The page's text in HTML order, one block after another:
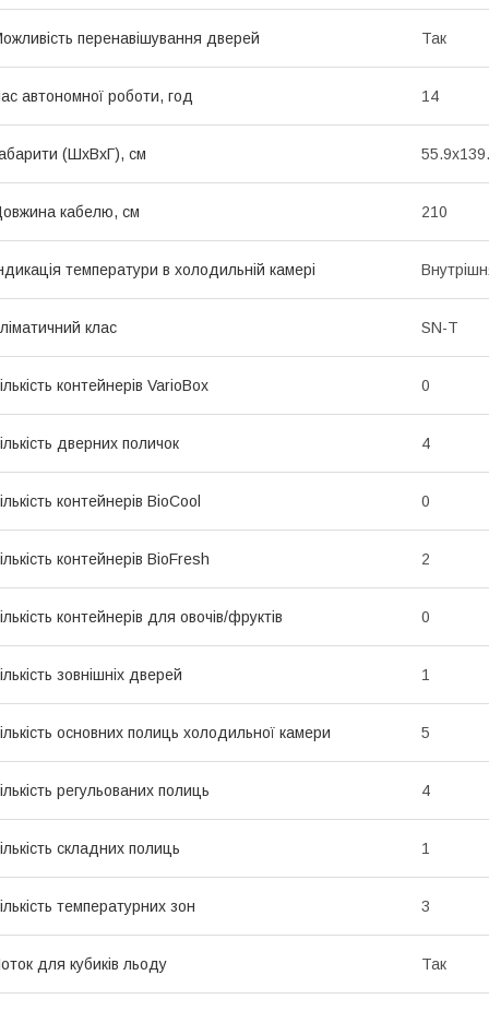
перенавішування дверей Так
автономної роботи, год 14
(ШхВхГ), см
кабелю, см 210
температури в холодильній камері
клас SN-T
контейнерів VarioBox 0
дверних поличок 4
контейнерів BioCool 0
контейнерів BioFresh 2
контейнерів для овочів/фруктів 0
зовнішніх дверей 1
основних полиць холодильної камери 5
регульованих полиць 4
складних полиць 1
температурних зон 3
для кубиків льоду Так